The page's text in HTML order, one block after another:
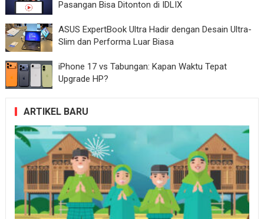
Pasangan Bisa Ditonton di IDLIX
ASUS ExpertBook Ultra Hadir dengan Desain Ultra-
Slim dan Performa Luar Biasa
iPhone 17 vs Tabungan: Kapan Waktu Tepat
Upgrade HP?
ARTIKEL BARU